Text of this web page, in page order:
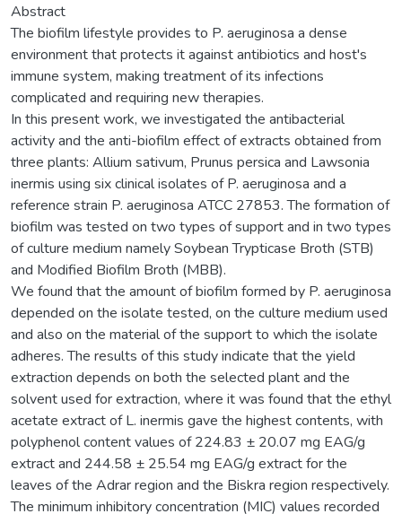
Abstract
The biofilm lifestyle provides to P. aeruginosa a dense
environment that protects it against antibiotics and host's
immune system, making treatment of its infections
complicated and requiring new therapies.
In this present work, we investigated the antibacterial
activity and the anti-biofilm effect of extracts obtained from
three plants: Allium sativum, Prunus persica and Lawsonia
inermis using six clinical isolates of P. aeruginosa and a
reference strain P. aeruginosa ATCC 27853. The formation of
biofilm was tested on two types of support and in two types
of culture medium namely Soybean Trypticase Broth (STB)
and Modified Biofilm Broth (MBB).
We found that the amount of biofilm formed by P. aeruginosa
depended on the isolate tested, on the culture medium used
and also on the material of the support to which the isolate
adheres. The results of this study indicate that the yield
extraction depends on both the selected plant and the
solvent used for extraction, where it was found that the ethyl
acetate extract of L. inermis gave the highest contents, with
polyphenol content values of 224.83 ± 20.07 mg EAG/g
extract and 244.58 ± 25.54 mg EAG/g extract for the
leaves of the Adrar region and the Biskra region respectively.
The minimum inhibitory concentration (MIC) values recorded